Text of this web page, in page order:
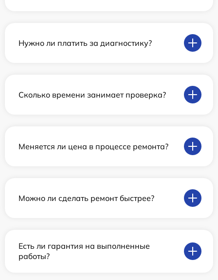
Нужно ли платить за диагностику?
Сколько времени занимает проверка?
Меняется ли цена в процессе ремонта?
Можно ли сделать ремонт быстрее?
Есть ли гарантия на выполненные
работы?